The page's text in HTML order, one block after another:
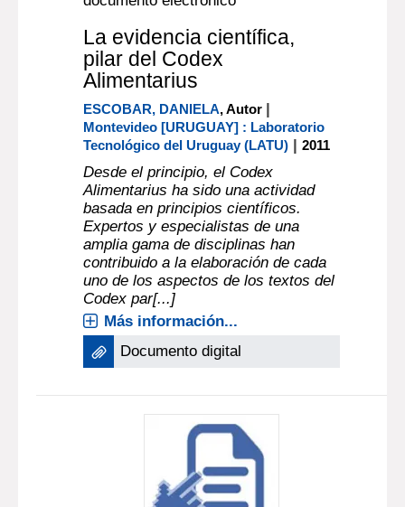
La evidencia científica,
pilar del Codex
Alimentarius
ESCOBAR, DANIELA, Autor |
Montevideo [URUGUAY] : Laboratorio
Tecnológico del Uruguay (LATU) |2011
Desde el principio, el Codex
Alimentarius ha sido una actividad
basada en principios científicos.
Expertos y especialistas de una
amplia gama de disciplinas han
contribuido a la elaboración de cada
uno de los aspectos de los textos del
Codex par[...]
Más información...
Documento digital